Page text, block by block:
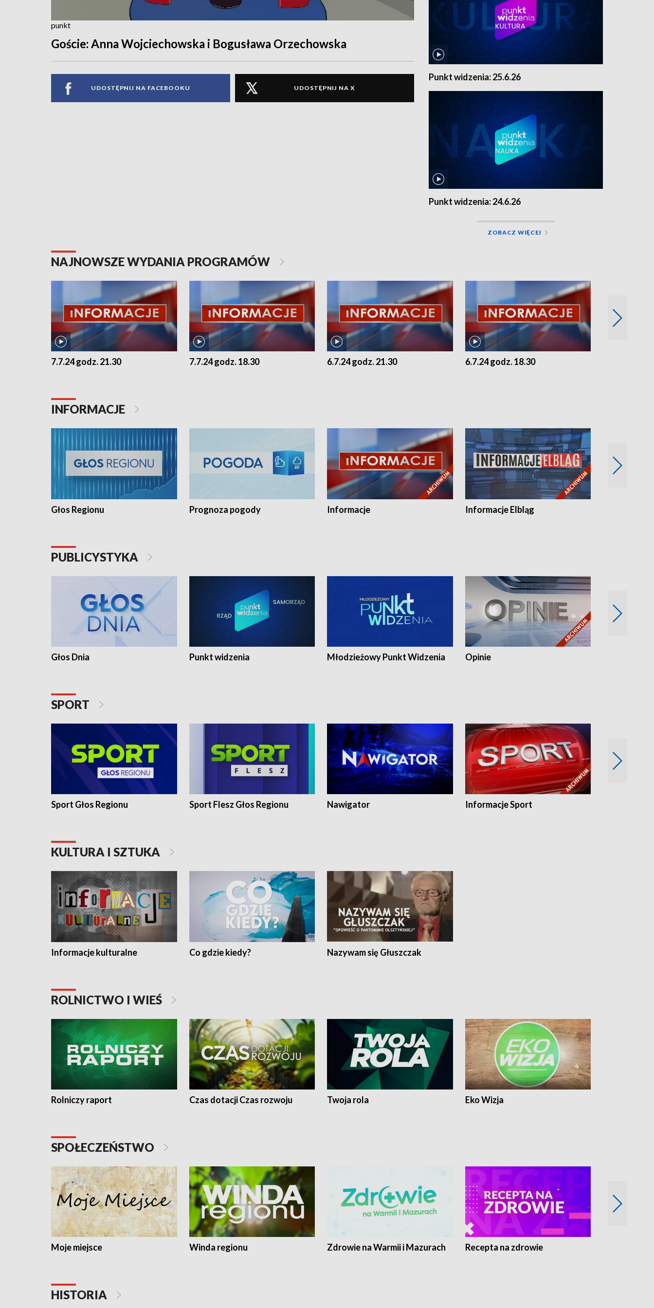
punkt
Goście: Anna Wojciechowska i Bogusława Orzechowska
UDOSTĘPNIJ NA FACEBOOKU UDOSTĘPNIJ NA X
Punkt widzenia: 25.6.26
Punkt widzenia: 24.6.26
ZOBACZ WIĘCEJ
NAJNOWSZE WYDANIA PROGRAMÓW
7.7.24 godz. 21.30 7.7.24 godz. 18.30 6.7.24 godz. 21.30 6.7.24 godz. 18.30
INFORMACJE
Głos Regionu Prognoza pogody Informacje Informacje Elbląg
PUBLICYSTYKA
Głos Dnia Punkt widzenia Młodzieżowy Punkt Widzenia Opinie
SPORT
Sport Głos Regionu Sport Flesz Głos Regionu Nawigator Informacje Sport
KULTURA I SZTUKA
Informacje kulturalne Co gdzie kiedy? Nazywam się Głuszczak
ROLNICTWO I WIEŚ
Rolniczy raport Czas dotacji Czas rozwoju Twoja rola Eko Wizja
SPOŁECZEŃSTWO
Moje miejsce Winda regionu Zdrowie na Warmii i Mazurach Recepta na zdrowie
HISTORIA